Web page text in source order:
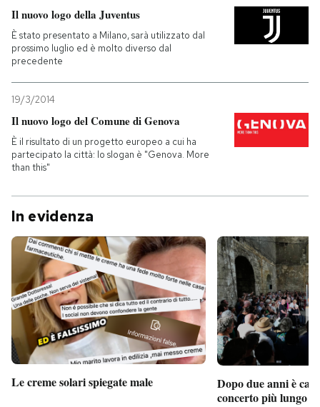
Il nuovo logo della Juventus
È stato presentato a Milano, sarà utilizzato dal
prossimo luglio ed è molto diverso dal
precedente
19/3/2014
Il nuovo logo del Comune di Genova
È il risultato di un progetto europeo a cui ha
partecipato la città: lo slogan è "Genova. More
than this"
In evidenza
Le creme solari spiegate male
Dopo due anni è
concerto più lungo